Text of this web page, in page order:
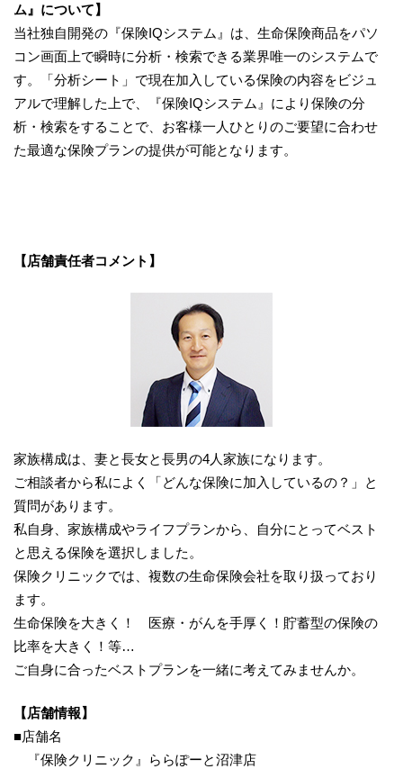
ム』について】
当社独自開発の『保険IQシステム』は、生命保険商品をパソ
コン画面上で瞬時に分析・検索できる業界唯一のシステムで
す。「分析シート」で現在加入している保険の内容をビジュ
アルで理解した上で、『保険IQシステム』により保険の分
析・検索をすることで、お客様一人ひとりのご要望に合わせ
た最適な保険プランの提供が可能となります。
【店舗責任者コメント】
家族構成は、妻と長女と長男の4人家族になります。
ご相談者から私によく「どんな保険に加入しているの？」と
質問があります。
私自身、家族構成やライフプランから、自分にとってベスト
と思える保険を選択しました。
保険クリニックでは、複数の生命保険会社を取り扱っており
ます。
生命保険を大きく！ 医療・がんを手厚く！貯蓄型の保険の
比率を大きく！等…
ご自身に合ったベストプランを一緒に考えてみませんか。
【店舗情報】
■店舗名
『保険クリニック』ららぽーと沼津店